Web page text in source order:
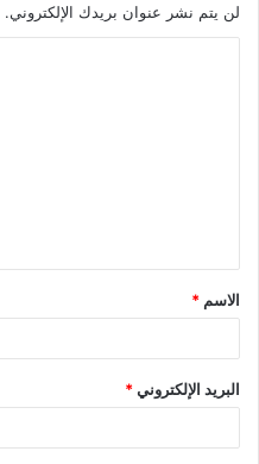
لن يتم نشر عنوان بريدك الإلكتروني.
ق
*
الاسم *
البريد الإلكتروني*